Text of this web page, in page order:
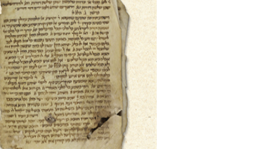
הנחת אתר ספר מודפס
$46
$41